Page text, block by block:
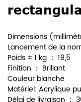
Dimensions
Lancement de la
Poids ± 1 kg ： 19,5
Finition ： Brillant
Couleur blanche
Matériel: Acrylique